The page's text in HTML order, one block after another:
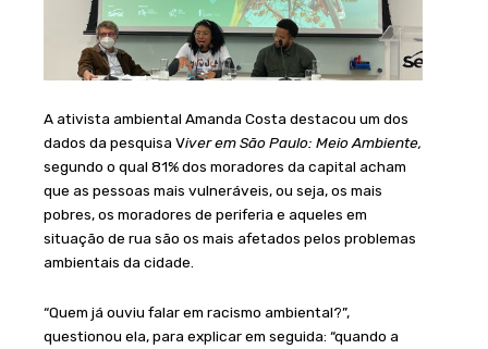
A ativista ambiental Amanda Costa destacou um dos
dados da pesquisa Viver em São Paulo: Meio Ambiente,
segundo o qual 81% dos moradores da capital acham
que as pessoas mais vulneráveis, ou seja, os mais
pobres, os moradores de periferia e aqueles em
situação de rua são os mais afetados pelos problemas
ambientais da cidade.
“Quem já ouviu falar em racismo ambiental?”,
questionou ela, para explicar em seguida: “quando a